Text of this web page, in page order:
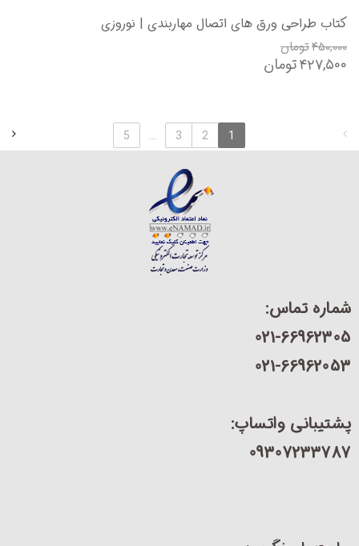
کتاب طراحی ورق های اتصال مهاربندی | نوروزی
۴۵۰,۰۰۰تومان
۴۲۷,۵۰۰تومان
1
2
3
5
شماره تماس:
021-66962305
021-66962053
پشتیبانی واتساپ:
09307233787